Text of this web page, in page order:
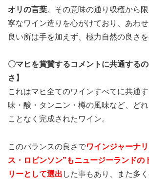
オリの言葉。その意味の通り収穫から
寧なワイン造りを心がけており、あわ
良い所は手を加えず、極力自然の良さを
〇マヒを賞賛するコメントに共通する
さ】
これはマヒ全てのワインすべてに共通
味・酸・タンニン・樽の風味など、ど
ことなく完成されたワイン。
このバランスの良さでワインジャーナ
ス・ロビンソン”もニュージーランドの
リーとして選出 した事もあり、また多